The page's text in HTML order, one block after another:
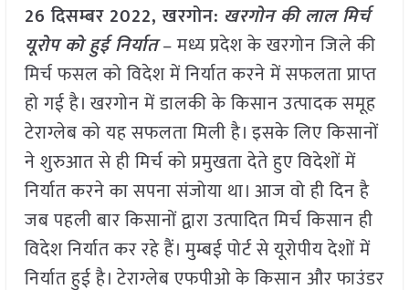
26 दिसम्बर 2022, खरगोन: खरगोन की लाल मिर्च
यूरोप को हुई निर्यात– मध्य प्रदेश के खरगोन जिले की
मिर्च फसल को विदेश में निर्यात करने में सफलता प्राप्त
हो गई है। खरगोन में डालकी के किसान उत्पादक समूह
टेराग्लेब को यह सफलता मिली है। इसके लिए किसानों
ने शुरुआत से ही मिर्च को प्रमुखता देते हुए विदेशों में
निर्यात करने का सपना संजोया था। आज वो ही दिन है
जब पहली बार किसानों द्वारा उत्पादित मिर्च किसान ही
विदेश निर्यात कर रहे हैं। मुम्बई पोर्ट से यूरोपीय देशों में
निर्यात हुई है। टेराग्लेब एफपीओ के किसान और फाउंडर